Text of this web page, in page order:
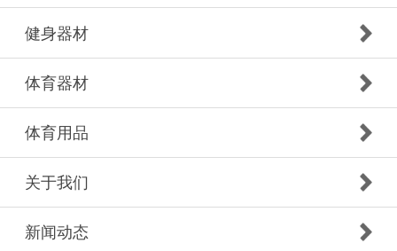
健身器材
体育器材
体育用品
关于我们
新闻动态